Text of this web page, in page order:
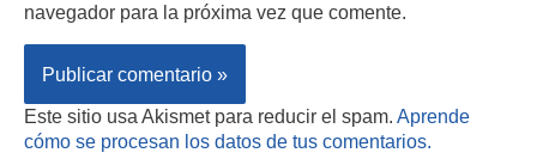
navegador para la próxima vez que comente.
Este sitio usa Akismet para reducir el spam. Aprende
cómo se procesan los datos de tus comentarios.